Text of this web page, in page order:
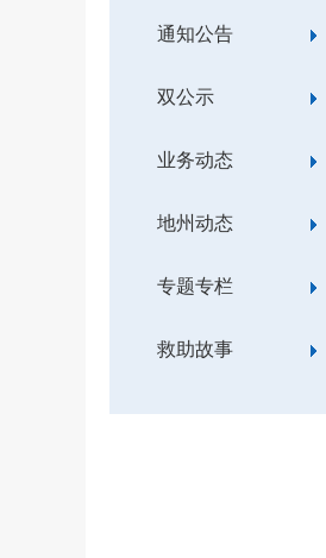
通知公告
双公示
业务动态
地州动态
专题专栏
救助故事